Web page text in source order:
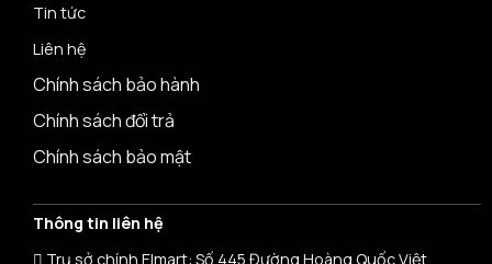
Tin tức
Liên hệ
Chính sách bảo hành
Chính sách đổi trả
Chính sách bảo mật
Thông tin liên hệ
Trụ sở chính Elmart: Số 445 Đường Hoàng Quốc Việt,